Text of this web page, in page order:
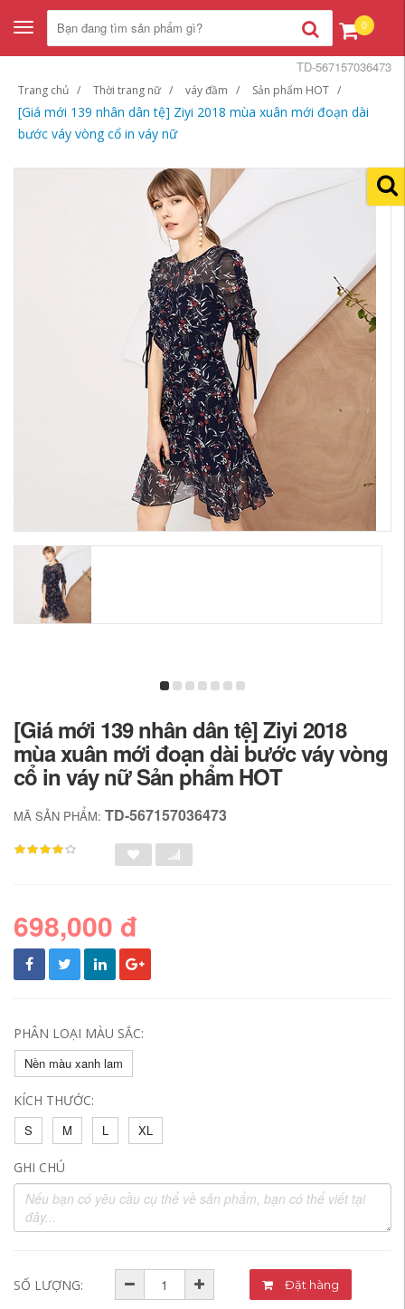
Toggle
navigation
0
Trang chủ Thời trang nữ váy đầm Sản phẩm HOT
[Giá mới 139 nhân dân tệ] Ziyi 2018 mùa xuân mới đoạn dài
bước váy vòng cổ in váy nữ
TD-567157036473
[Giá mới 139 nhân dân tệ] Ziyi 2018
mùa xuân mới đoạn dài bước váy vòng
cổ in váy nữ Sản phẩm HOT
MÃ SẢN PHẨM: TD-567157036473
698,000 đ
PHÂN LOẠI MÀU SẮC:
Nền màu xanh lam
KÍCH THƯỚC:
S
M L XL
GHI CHÚ
SỐ LƯỢNG: Đặt hàng